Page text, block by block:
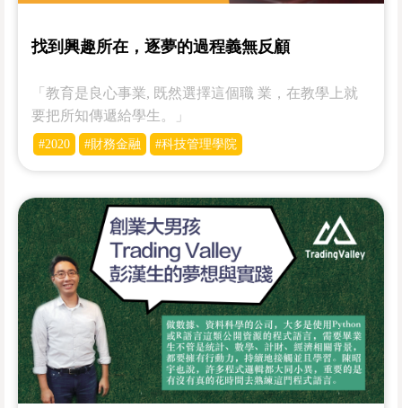
找到興趣所在，逐夢的過程義無反顧
「教育是良心事業, 既然選擇這個職 業，在教學上就
要把所知傳遞給學生。」
#2020 #財務金融 #科技管理學院